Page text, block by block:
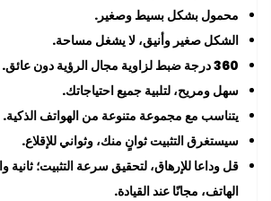
محمول بشكل بسيط وصغير.
الشكل صغير وأنيق، لا يشغل مساحة.
360 درجة ضبط لزاوية مجال الرؤية دون عائق.
سهل ومريح، لتلبية جميع احتياجاتك.
يتناسب مع مجموعة متنوعة من الهواتف الذكية.
سيستغرق التثبيت ثوانٍ منك، وثواني للإقلاع.
قل وداعا للإرهاق، لتحقيق سرعة التثبيت؛ ثانية
الهاتف، مجانًا عند القيادة.